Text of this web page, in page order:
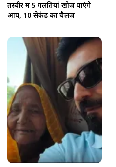
तस्वीर में 5 गलतियां खोज पाएंगे
आप, 10 सेकंड का चैलेंज